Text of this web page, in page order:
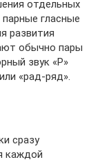
отдельных
гласные
развития
обычно пары
звук «Р»
«рад-ряд».
сразу
каждой